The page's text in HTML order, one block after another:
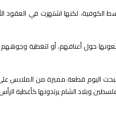
لكنها اشتهرت في العقود
حول أعناقهم، أو لتغطية
أصبحت اليوم قطعة مميزة من الملابس
وبلاد الشام يرتدونها كأغطية